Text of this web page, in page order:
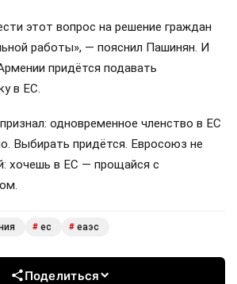
этот вопрос на решение граждан
работы», — пояснил Пашинян. И
придётся подавать
в ЕС.
одновременное членство в ЕС
Выбирать придётся. Евросоюз не
хочешь в ЕС — прощайся с
# ес # еаэс
Поделиться